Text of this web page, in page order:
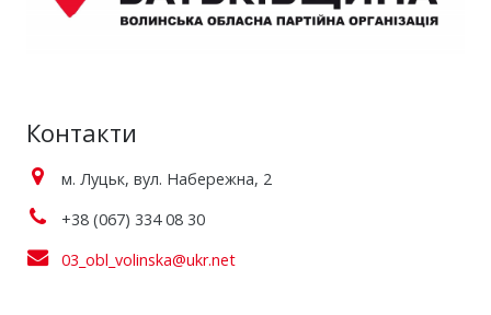
Контакти
м. Луцьк, вул. Набережна, 2
+38 (067) 334 08 30
03_obl_volinska@ukr.net